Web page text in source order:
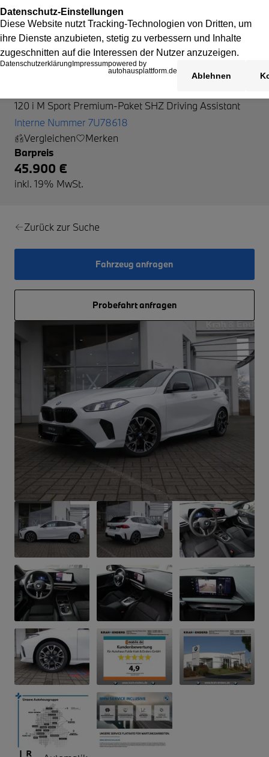
120 i M Sport Premium-Paket SHZ Driving Assistant
Interne Nummer 7U78618
Vergleichen
Merken
Barpreis
45.900 €
inkl. 19% MwSt.
Zurück zur Suche
Fahrzeug anfragen
Probefahrt anfragen